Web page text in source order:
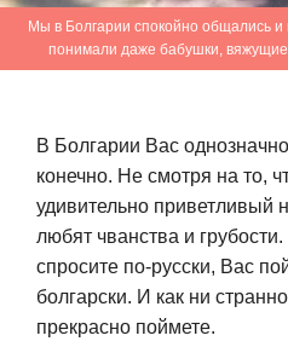
Мы в Болгарии спокойно общались и
понимали даже бабушки, вяжущие
В Болгарии Вас
конечно. Не смотря на то,
удивительно приветливый
любят чванства и
спросите по-русски, Вас
болгарски. И как ни
прекрасно поймете.